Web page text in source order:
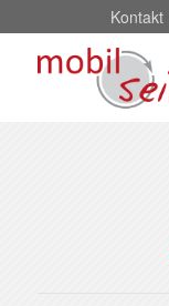
Kontakt